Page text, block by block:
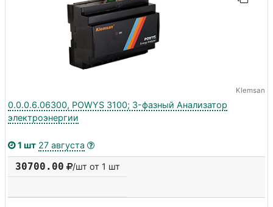
Klemsan
0.0.0.6.06300, POWYS 3100; 3-фазный Анализатор
электроэнергии
1 шт 27 августа
30700.00 /шт от 1 шт